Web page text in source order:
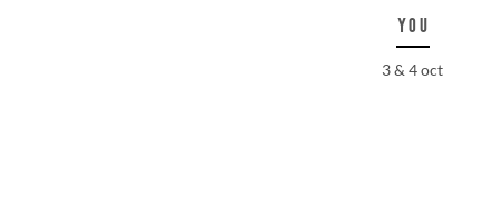
You
3 & 4 oct